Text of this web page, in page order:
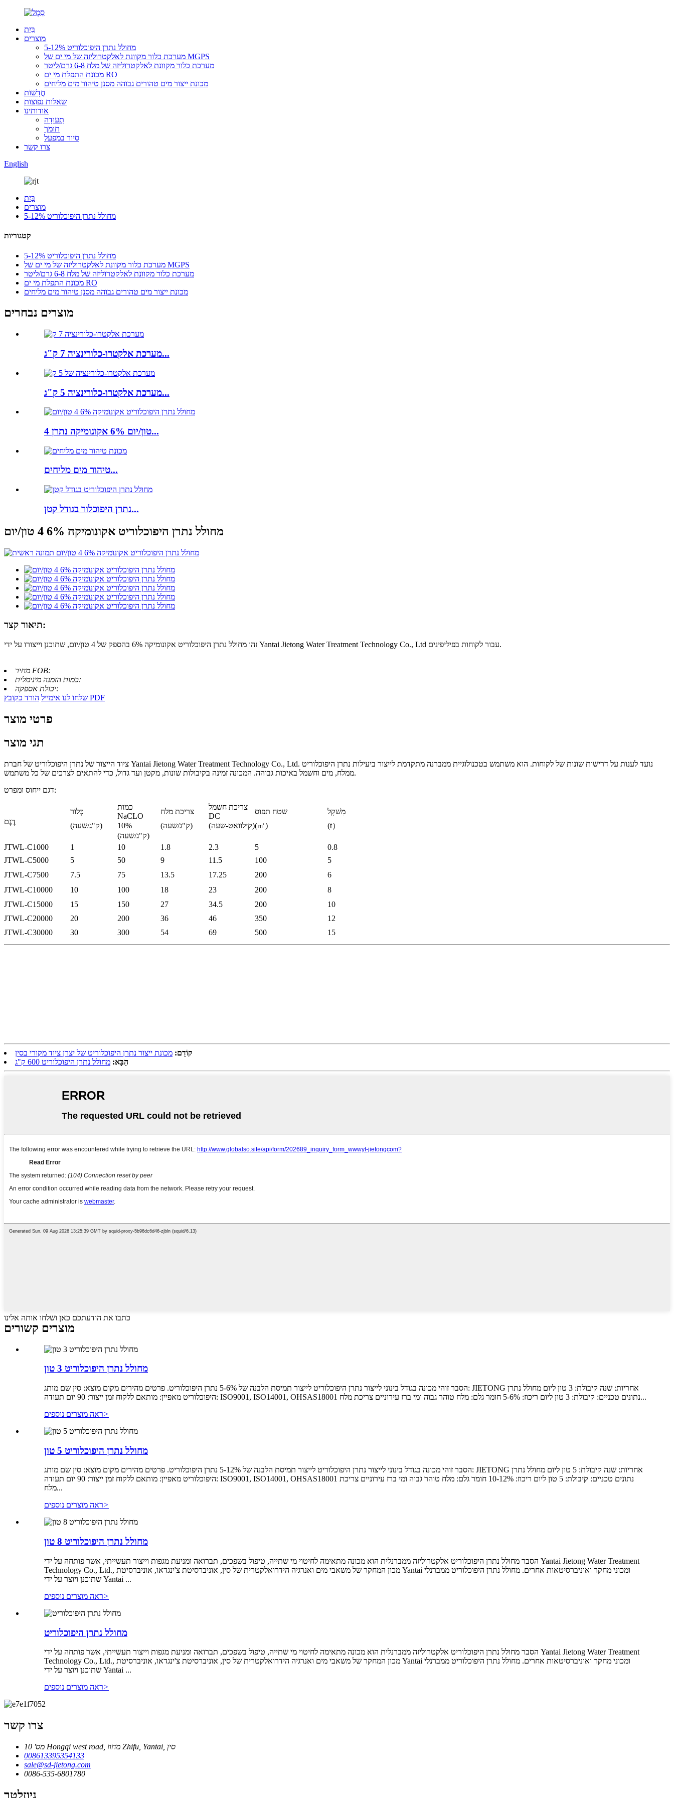
בַּיִת
מוצרים
מחולל נתרן היפוכלוריט 5-12%
מערכת כלור מקוונת לאלקטרוליזה של מי ים של MGPS
מערכת כלור מקוונת לאלקטרוליזה של מלח 6-8 גרם/ליטר
מכונת התפלת מי ים RO
מכונת ייצור מים טהורים גבוהה מסנן טיהור מים מליחים
חֲדָשׁוֹת
שאלות נפוצות
אודותינו
תְעוּדָה
תומך
סיור במפעל
צרו קשר
English
בַּיִת
מוצרים
מחולל נתרן היפוכלוריט 5-12%
קטגוריות
מחולל נתרן היפוכלוריט 5-12%
מערכת כלור מקוונת לאלקטרוליזה של מי ים של MGPS
מערכת כלור מקוונת לאלקטרוליזה של מלח 6-8 גרם/ליטר
מכונת התפלת מי ים RO
מכונת ייצור מים טהורים גבוהה מסנן טיהור מים מליחים
מוצרים נבחרים
מערכת אלקטרו-כלורינציה 7 ק"ג...
מערכת אלקטרו-כלורינציה 5 ק"ג...
4 טון/יום 6% אקונומיקה נתרן...
טיהור מים מליחים...
נתרן היפוכלור בגודל קטן...
מחולל נתרן היפוכלוריט אקונומיקה 6% 4 טון/יום
תיאור קצר:
זהו מחולל נתרן היפוכלוריט אקונומיקה 6% בהספק של 4 טון/יום, שתוכנן וייצורו על ידי Yantai Jietong Water Treatment Technology Co., Ltd עבור לקוחות בפיליפינים.
מחיר FOB:
כמות הזמנה מינימלית:
יכולת אספקה:
שלחו לנו אימייל הורד כקובץ PDF
פרטי מוצר
תגי מוצר
ציוד הייצור של נתרן היפוכלוריט של חברת Yantai Jietong Water Treatment Technology Co., Ltd. נועד לענות על דרישות שונות של לקוחות. הוא משתמש בטכנולוגיית ממברנה מתקדמת לייצור ביעילות נתרן היפוכלוריט
ממלח, מים וחשמל באיכות גבוהה. המכונה זמינה בקיבולות שונות, מקטן ועד גדול, כדי להתאים לצרכים של כל משתמש.
דגם ייחוס ומפרט:
דֶגֶם
כְּלוֹר
כמות
NaCLO
צריכת מלח
צריכת חשמל
DC
שטח תפוס
מִשׁקָל
(ק"ג/שעה)
10% (ק"ג/שעה) (קילוואט-שעה)(㎡) (t）
(ק"ג/שעה)
JTWL-C1000
1 10 1.8 2.3 5
0.8
JTWL-C5000
5 50 9 11.5 100
5
JTWL-C7500
7.5 75 13.5 17.25 200
6
JTWL-C10000
10 100 18 23 200
8
JTWL-C15000
15 150 27 34.5 200
10
JTWL-C20000
20 200 36 46 350
12
JTWL-C30000
30 300 54 69 500 15
קוֹדֵם: מכונת ייצור נתרן היפוכלוריט של יצרן ציוד מקורי בסין
הַבָּא: מחולל נתרן היפוכלוריט 600 ק"ג
כתבו את הודעתכם כאן ושלחו אותה אלינו
מוצרים קשורים
מחולל נתרן היפוכלוריט 3 טון
הסבר זוהי מכונה בגודל בינוני לייצור נתרן היפוכלוריט לייצור תמיסת הלבנה של 5-6% נתרן היפוכלוריט. פרטים מהירים מקום מוצא: סין שם מותג: JIETONG אחריות: שנה קיבולת: 3 טון ליום מחולל נתרן
היפוכלוריט מאפיין: מותאם ללקוח זמן ייצור: 90 יום תעודה: ISO9001, ISO14001, OHSAS18001 נתונים טכניים: קיבולת: 3 טון ליום ריכוז: 5-6% חומר גלם: מלח טוהר גבוה ומי ברז עירוניים צריכת מלח...
ראה מוצרים נוספים>
מחולל נתרן היפוכלוריט 5 טון
הסבר זוהי מכונה בגודל בינוני לייצור נתרן היפוכלוריט לייצור תמיסת הלבנה של 5-12% נתרן היפוכלוריט. פרטים מהירים מקום מוצא: סין שם מותג: JIETONG אחריות: שנה קיבולת: 5 טון ליום מחולל נתרן
היפוכלוריט מאפיין: מותאם ללקוח זמן ייצור: 90 יום תעודה: ISO9001, ISO14001, OHSAS18001 נתונים טכניים: קיבולת: 5 טון ליום ריכוז: 10-12% חומר גלם: מלח טוהר גבוה ומי ברז עירוניים צריכת
מלח...
ראה מוצרים נוספים>
מחולל נתרן היפוכלוריט 8 טון
הסבר מחולל נתרן היפוכלוריט אלקטרוליזה ממברנלית הוא מכונה מתאימה לחיטוי מי שתייה, טיפול בשפכים, תברואה ומניעת מגפות וייצור תעשייתי, אשר פותחה על ידי Yantai Jietong Water Treatment
Technology Co., Ltd., מכון המחקר של משאבי מים ואנרגיה הידרואלקטרית של סין, אוניברסיטת צ'ינגדאו, אוניברסיטת Yantai ומכוני מחקר ואוניברסיטאות אחרים. מחולל נתרן היפוכלוריט ממברנלי
שתוכנן ויוצר על ידי Yantai ...
ראה מוצרים נוספים>
מחולל נתרן היפוכלוריט
הסבר מחולל נתרן היפוכלוריט אלקטרוליזה ממברנלית הוא מכונה מתאימה לחיטוי מי שתייה, טיפול בשפכים, תברואה ומניעת מגפות וייצור תעשייתי, אשר פותחה על ידי Yantai Jietong Water Treatment
Technology Co., Ltd., מכון המחקר של משאבי מים ואנרגיה הידרואלקטרית של סין, אוניברסיטת צ'ינגדאו, אוניברסיטת Yantai ומכוני מחקר ואוניברסיטאות אחרים. מחולל נתרן היפוכלוריט ממברנלי
שתוכנן ויוצר על ידי Yantai ...
ראה מוצרים נוספים>
צרו קשר
מס' 10 Hongqi west road, מחוז Zhifu, Yantai, סין
008613395354133
sale@sd-jietong.com
0086-535-6801780
ניוזלטר